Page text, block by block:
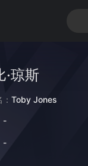
·琼斯
Toby Jones
-
-